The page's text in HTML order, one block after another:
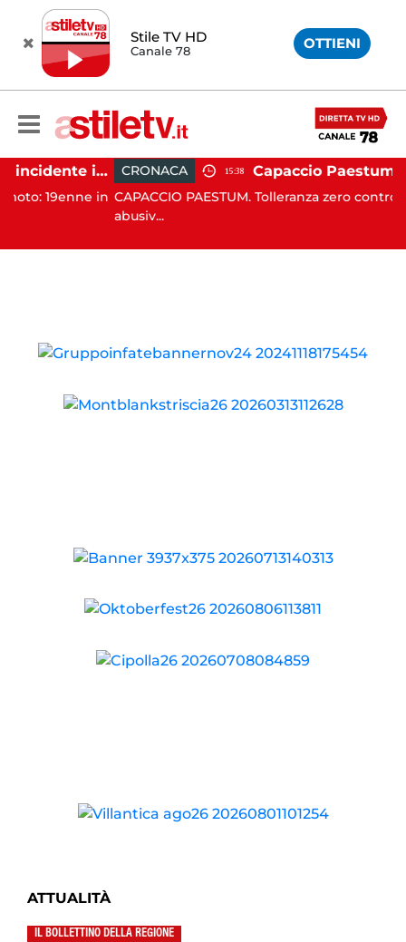
Stile TV HD
Canale 78 OTTIENI
Altavilla Silentina, incidente in moto nella notte: 19enne in prognosi riservata
19enne in
CRONACA 15:38
CAPACCIO PAESTUM. Tolleranza zero contro
abusiv...
ATTUALITÀ
IL BOLLETTINO DELLA REGIONE